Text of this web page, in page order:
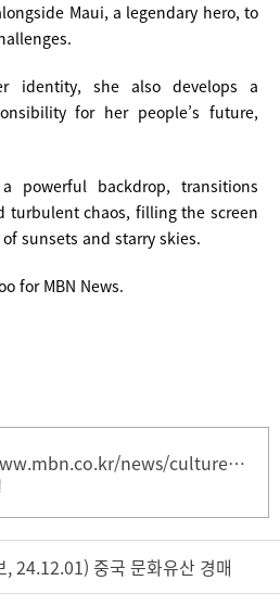
Maui, a legendary hero, to
identity, she also develops a
for her people’s future,
powerful backdrop, transitions
turbulent chaos, filling the screen
sunsets and starry skies.
for MBN News.
https://www.mbn.co.kr/news/culture/5076093
, 24.12.01) 중국 문화유산 경매